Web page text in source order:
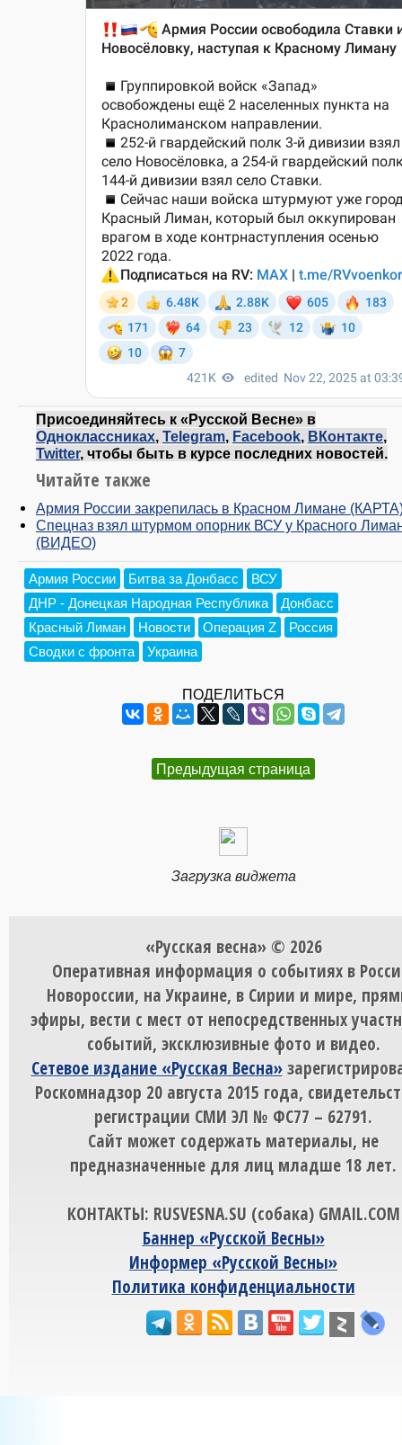
Присоединяйтесь к «Русской Весне» в
Одноклассниках, Telegram, Facebook, ВКонтакте,
Twitter, чтобы быть в курсе последних новостей.
Читайте также
Армия России закрепилась в Красном Лимане
Спецназ взял штурмом опорник ВСУ у Красного
(ВИДЕО)
Армия России Битва за Донбасс
ВСУ
ДНР - Донецкая Народная Республика
Донбасс
Красный Лиман
Новости Операция Z
Россия
Сводки с фронта
Украина
ПОДЕЛИТЬСЯ
Предыдущая страница
Загрузка виджета
«Русская весна» © 2026
Оперативная информация о событиях в
Новороссии, на Украине, в Сирии и мире,
эфиры, вести с мест от непосредственных
событий, эксклюзивные фото и видео.
Сетевое издание «Русская Весна»
Роскомнадзор 20 августа 2015 года,
регистрации СМИ ЭЛ № ФС77 – 62791.
Сайт может содержать материалы, не
предназначенные для лиц младше 18 лет.
КОНТАКТЫ: RUSVESNA.SU (собака) GMAIL.COM
Баннер «Русской Весны»
Информер «Русской Весны»
Политика конфиденциальности